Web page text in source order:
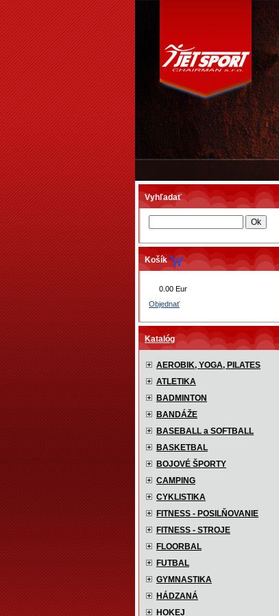
Vyhľadať
Košík
0.00 Eur
Objednať
Katalóg
AEROBIK, YOGA, PILATES
ATLETIKA
BADMINTON
BANDÁŽE
BASEBALL a SOFTBALL
BASKETBAL
BOJOVÉ ŠPORTY
CAMPING
CYKLISTIKA
FITNESS - POSILŇOVANIE
FITNESS - STROJE
FLOORBAL
FUTBAL
GYMNASTIKA
HÁDZANÁ
HOKEJ